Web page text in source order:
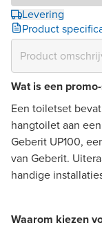
Levering
Product
Wat is een
Een toiletset
hangtoilet aan
Geberit UP100,
van Geberit.
handige
Waarom kiezen